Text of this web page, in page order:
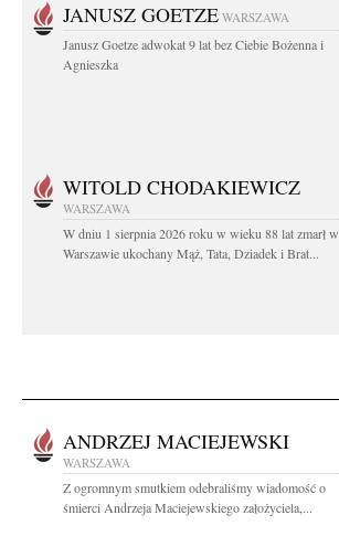
JANUSZ GOETZE WARSZAWA
Janusz Goetze adwokat 9 lat bez Ciebie Bożenna i
Agnieszka
WITOLD CHODAKIEWICZ
WARSZAWA
W dniu 1 sierpnia 2026 roku w wieku 88 lat zmarł w
Warszawie ukochany Mąż, Tata, Dziadek i Brat...
ANDRZEJ MACIEJEWSKI
WARSZAWA
Z ogromnym smutkiem odebraliśmy wiadomość o
śmierci Andrzeja Maciejewskiego założyciela,...